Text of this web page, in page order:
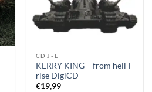
CD J - L
KERRY KING – from hell I
rise DigiCD
€19,99